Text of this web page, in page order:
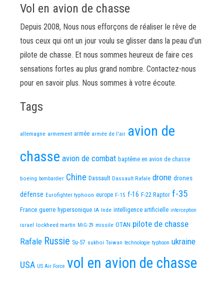
Vol en avion de chasse
Depuis 2008, Nous nous efforçons de réaliser le rêve de
tous ceux qui ont un jour voulu se glisser dans la peau d’un
pilote de chasse. Et nous sommes heureux de faire ces
sensations fortes au plus grand nombre. Contactez-nous
pour en savoir plus. Nous sommes à votre écoute.
Tags
allemagne armement armée armée de l'air avion de
chasse avion de combat baptême en avion de chasse
boeing bombardier Chine Dassault Dassault Rafale drone drones
défense Eurofighter typhoon europe F-15 f-16 F-22 Raptor f-35
France guerre hypersonique IA Inde intelligence artificielle interception
israel lockheed martin MiG-29 missile OTAN pilote de chasse
Rafale Russie Su-57 sukhoi Taiwan technologie typhoon ukraine
USA US Air Force vol en avion de chasse